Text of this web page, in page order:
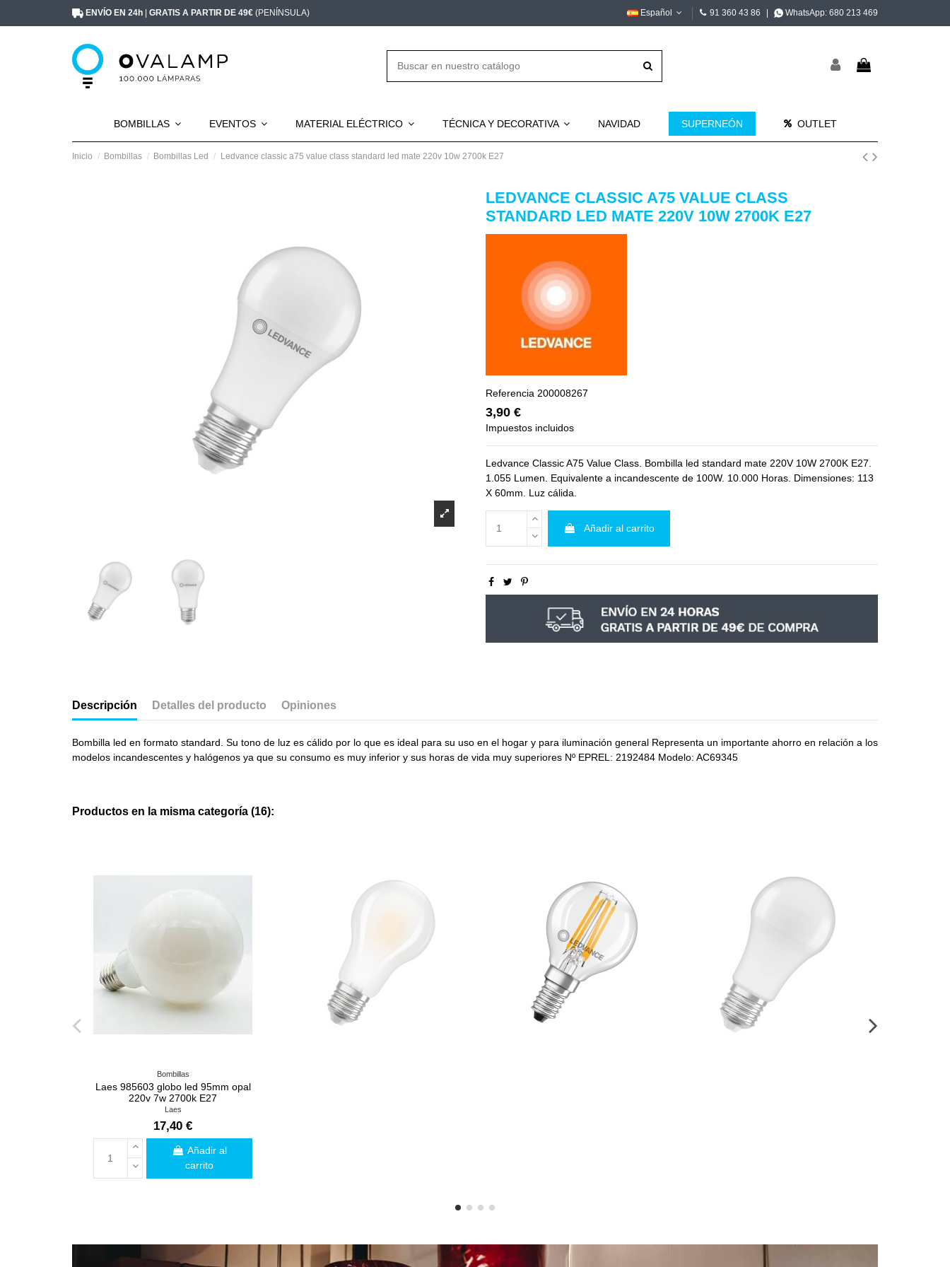
ENVÍO EN 24h GRATIS A PARTIR DE 49€ (PENÍNSULA) Español 91 360 43 86 WhatsApp: 680 213 469
BOMBILLAS EVENTOS MATERIAL ELÉCTRICO TÉCNICA Y DECORATIVA NAVIDAD SUPERNEÓN OUTLET
Inicio Bombillas Bombillas Led Ledvance classic a75 value class standard led mate 220v 10w 2700k E27
LEDVANCE CLASSIC A75 VALUE CLASS
STANDARD LED MATE 220V 10W 2700K E27
Referencia 200008267
3,90 €
Impuestos incluidos
Ledvance Classic A75 Value Class. Bombilla led standard mate 220V 10W 2700K E27.
1.055 Lumen. Equivalente a incandescente de 100W. 10.000 Horas. Dimensiones: 113
X 60mm. Luz cálida.
Añadir al carrito
Descripción Detalles del producto Opiniones
Bombilla led en formato standard. Su tono de luz es cálido por lo que es ideal para su uso en el hogar y para iluminación general Representa un importante ahorro en relación a los
modelos incandescentes y halógenos ya que su consumo es muy inferior y sus horas de vida muy superiores Nº EPREL: 2192484 Modelo: AC69345
Productos en la misma categoría (16):
Bombillas
Laes 985603 globo led 95mm opal
220v 7w 2700k E27
Laes
17,40 €
Añadir al
carrito